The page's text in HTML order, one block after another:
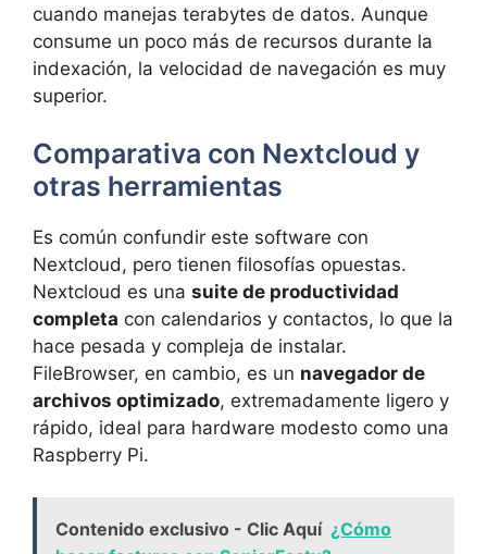
cuando manejas terabytes de datos. Aunque
consume un poco más de recursos durante la
indexación, la velocidad de navegación es muy
superior.
Comparativa con Nextcloud y
otras herramientas
Es común confundir este software con
Nextcloud, pero tienen filosofías opuestas.
Nextcloud es una suite de productividad
completa con calendarios y contactos, lo que la
hace pesada y compleja de instalar.
FileBrowser, en cambio, es un navegador de
archivos optimizado, extremadamente ligero y
rápido, ideal para hardware modesto como una
Raspberry Pi.
Contenido exclusivo - Clic Aquí ¿Cómo